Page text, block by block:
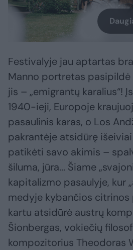
Festivalyje jau aptartas
Manno portretas pasipildė
jis – „emigrantų karalius“!
1940-ieji, Europoje
pasaulinis karas, o Los
pakrantėje atsidūrę
patikėti savo akimis –
šiluma, jūra... Šiame
kapitalizmo pasaulyje, kur
medyje kybančios citrinos
kartu atsidūrė austrų
Šionbergas, vokiečių
kompozitorius Theodoras